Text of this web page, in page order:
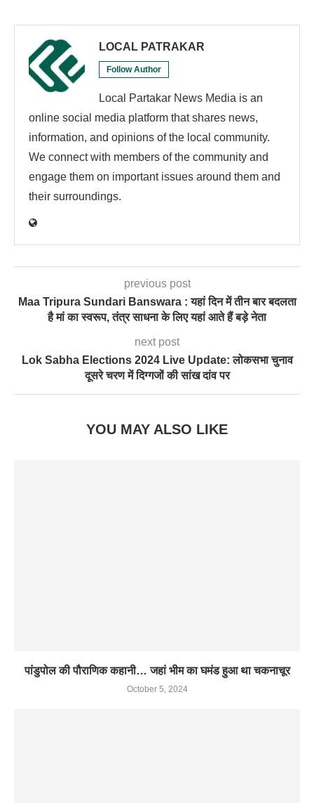
LOCAL PATRAKAR
Follow Author
Local Partakar News Media is an
online social media platform that shares news,
information, and opinions of the local community.
We connect with members of the community and
engage them on important issues around them and
their surroundings.
previous post
Maa Tripura Sundari Banswara : यहां दिन में तीन बार बदलता
है मां का स्वरूप, तंत्र साधना के लिए यहां आते हैं बड़े नेता
next post
Lok Sabha Elections 2024 Live Update: लोकसभा चुनाव
दूसरे चरण में दिग्गजों की सांख दांव पर
YOU MAY ALSO LIKE
पांडुपोल की पौराणिक कहानी… जहां भीम का घमंड हुआ था चकनाचूर
October 5, 2024